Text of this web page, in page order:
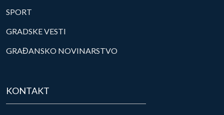
SPORT
GRADSKE VESTI
GRAĐANSKO NOVINARSTVO
KONTAKT